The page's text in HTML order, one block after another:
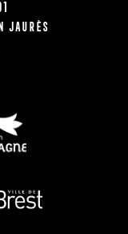
Jaurès